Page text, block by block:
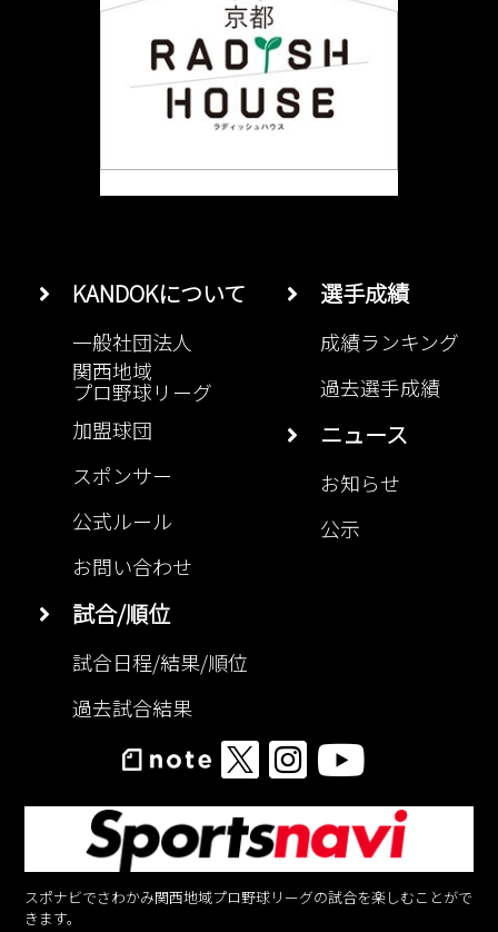
KANDOKについて
一般社団法人
関西地域
プロ野球リーグ
加盟球団
スポンサー
公式ルール
お問い合わせ
試合/順位
試合日程/結果/順位
過去試合結果
選手成績
成績ランキング
過去選手成績
ニュース
お知らせ
公示
スポナビでさわかみ関西地域プロ野球リーグの試合を楽しむことがで
きます。